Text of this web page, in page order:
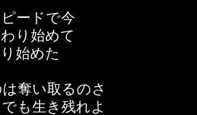
ードで今
り始めて
始めた
奪い取るのさ
も生き残れよ